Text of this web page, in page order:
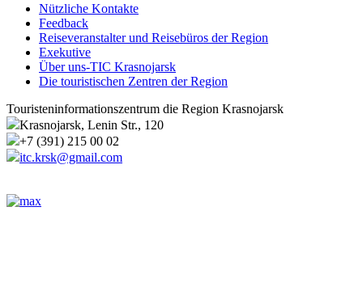
Nützliche Kontakte
Feedback
Reiseveranstalter und Reisebüros der Region
Exekutive
Über uns-TIC Krasnojarsk
Die touristischen Zentren der Region
Touristeninformationszentrum die Region Krasnojarsk
Krasnojarsk, Lenin Str., 120
+7 (391) 215 00 02
itc.krsk@gmail.com